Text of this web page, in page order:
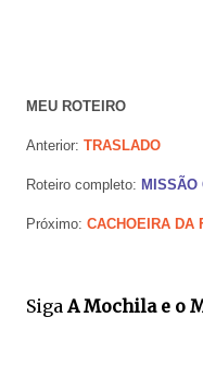
MEU ROTEIRO
Anterior: TRASLADO
Roteiro completo: MISSÃO
Próximo: CACHOEIRA DA
Siga A Mochila e o